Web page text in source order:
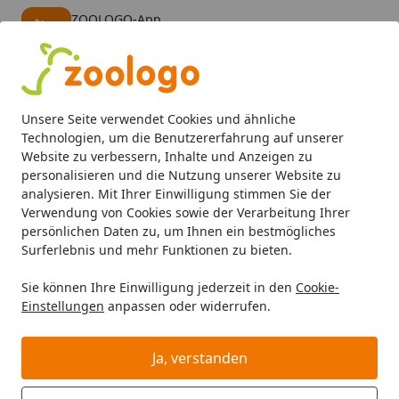
Unsere Seite verwendet Cookies und ähnliche
Technologien, um die Benutzererfahrung auf unserer
Website zu verbessern, Inhalte und Anzeigen zu
personalisieren und die Nutzung unserer Website zu
analysieren. Mit Ihrer Einwilligung stimmen Sie der
Verwendung von Cookies sowie der Verarbeitung Ihrer
persönlichen Daten zu, um Ihnen ein bestmögliches
Surferlebnis und mehr Funktionen zu bieten.
Sie können Ihre Einwilligung jederzeit in den Cookie-
Einstellungen anpassen oder widerrufen.
Ja, verstanden
ZOOLOGO-App
Alle Produkte
Mein Konto
Suchen
Startseite
Aquaristik Aquarienfilter, Pumpen & Zubehör
EHEIM Set, 1xVorfiltermatte &
4xFiltervlies für professionel 3 250,
4.9 (16 Bewertungen)